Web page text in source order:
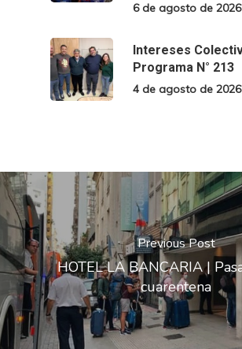
6 de agosto de 2026
Intereses
Programa N° 213
4 de agosto de 2026
Previous Post
HOTEL LA BANCARIA |
cuarentena